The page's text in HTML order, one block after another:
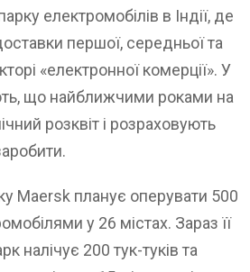
електромобілів в Індії, де
першої, середньої та
«електронної комерції». У
що найближчими роками на
розквіт і розраховують
Maersk планує оперувати 500
у 26 містах. Зараз її
налічує 200 тук-туків та